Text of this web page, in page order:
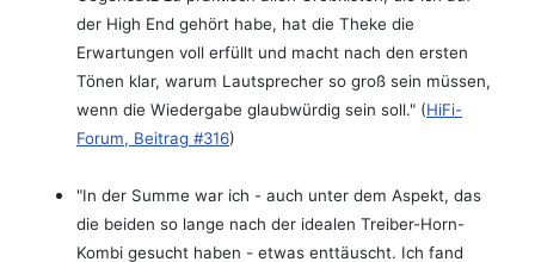
der High End gehört habe, hat die Theke die
Erwartungen voll erfüllt und macht nach den ersten
Tönen klar, warum Lautsprecher so groß sein müssen,
wenn die Wiedergabe glaubwürdig sein soll." (HiFi-
Forum, Beitrag #316)
"In der Summe war ich - auch unter dem Aspekt, das
die beiden so lange nach der idealen Treiber-Horn-
Kombi gesucht haben - etwas enttäuscht. Ich fand